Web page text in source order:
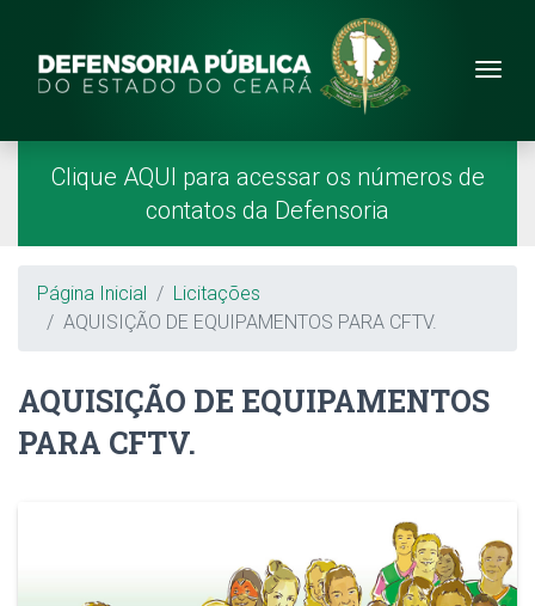
Site da Defensoria
Menu Principal
Página Inicial
Clique AQUI para acessar os números de
contatos da Defensoria
Breadcrumb
Página Inicial
Licitações
AQUISIÇÃO DE EQUIPAMENTOS PARA CFTV.
AQUISIÇÃO DE EQUIPAMENTOS
PARA CFTV.